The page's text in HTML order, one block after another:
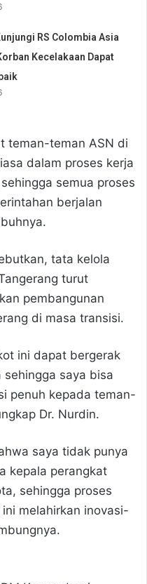
RS Colombia Asia
Kecelakaan Dapat
teman-teman ASN di
dalam proses kerja
semua proses
berjalan
tata kelola
turut
pembangunan
di masa transisi.
ini dapat bergerak
saya bisa
penuh kepada teman-
Dr. Nurdin.
saya tidak punya
kepala perangkat
sehingga proses
melahirkan inovasi-